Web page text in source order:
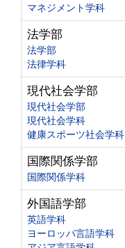
マネジメント学科
法学部
法学部
法律学科
現代社会学部
現代社会学部
現代社会学科
健康スポーツ社会学科
国際関係学部
国際関係学科
外国語学部
英語学科
ヨーロッパ言語学科